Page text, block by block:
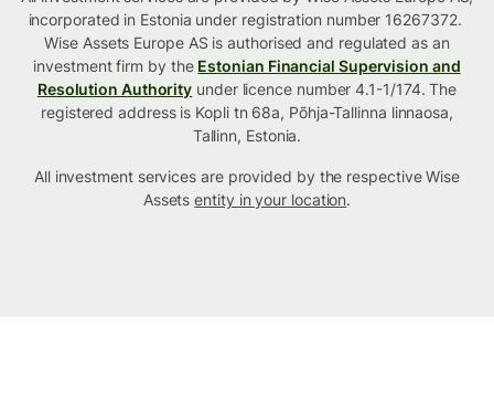
incorporated in Estonia under registration number 16267372.
Wise Assets Europe AS is authorised and regulated as an
investment firm by the Estonian Financial Supervision and
Resolution Authority under licence number 4.1-1/174. The
registered address is Kopli tn 68a, Põhja-Tallinna linnaosa,
Tallinn, Estonia.
All investment services are provided by the respective Wise
Assetsentity in your location.